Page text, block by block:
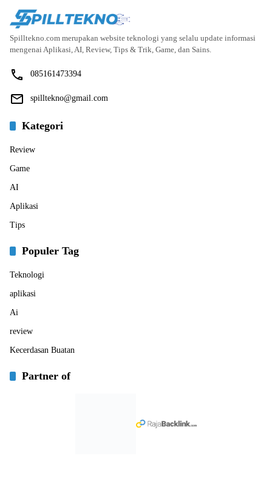
Spilltekno.com merupakan website teknologi yang selalu update informasi
mengenai Aplikasi, AI, Review, Tips & Trik, Game, dan Sains.
085161473394
spilltekno@gmail.com
Kategori
Review
Game
AI
Aplikasi
Tips
Populer Tag
Teknologi
aplikasi
Ai
review
Kecerdasan Buatan
Partner of